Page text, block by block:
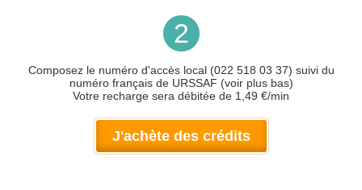
2
Composez le numéro d'accès local (022 518 03 37) suivi du
numéro français de URSSAF (voir plus bas)
Votre recharge sera débitée de 1,49 €/min
J'achète des crédits